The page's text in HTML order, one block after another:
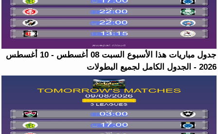
جدول مباريات هذا الأسبوع السبت 08 أغسطس - 10 أغسطس
2026 - الجدول الكامل لجميع البطولات